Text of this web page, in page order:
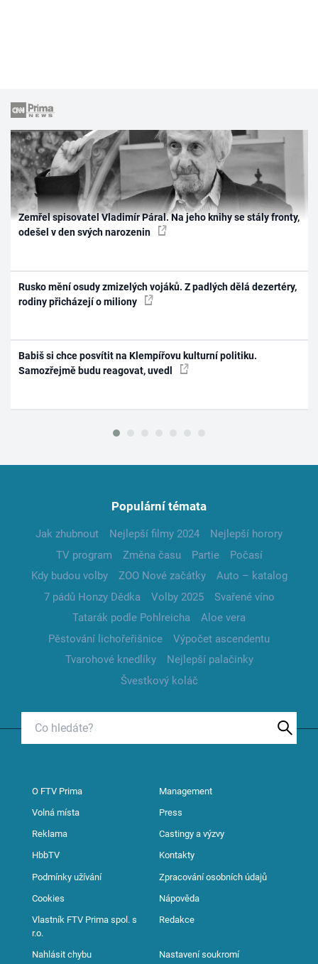
Zemřel spisovatel Vladimír Páral. Na jeho knihy se stály fronty,
odešel v den svých narozenin
Rusko mění osudy zmizelých vojáků. Z padlých dělá dezertéry,
rodiny přicházejí o miliony
Babiš si chce posvítit na Klempířovu kulturní politiku.
Samozřejmě budu reagovat, uvedl
Populární témata
Jak zhubnout Nejlepší filmy 2024
Nejlepší horory
TV program
Změna času Partie
Počasí
Kdy budou volby
ZOO Nové začátky
Auto – katalog
7 pádů Honzy Dědka
Volby 2025
Svařené víno
Tatarák podle Pohlreicha
Aloe vera
Pěstování lichořeřišnice
Výpočet ascendentu
Tvarohové knedlíky
Nejlepší palačinky
Švestkový koláč
O FTV Prima Management
Volná místa Press
Reklama Castingy a výzvy
HbbTV Kontakty
Podmínky užívání Zpracování osobních údajů
Cookies Nápověda
Vlastník FTV Prima spol. s
r.o.
Redakce
Nahlásit chybu Nastavení soukromí